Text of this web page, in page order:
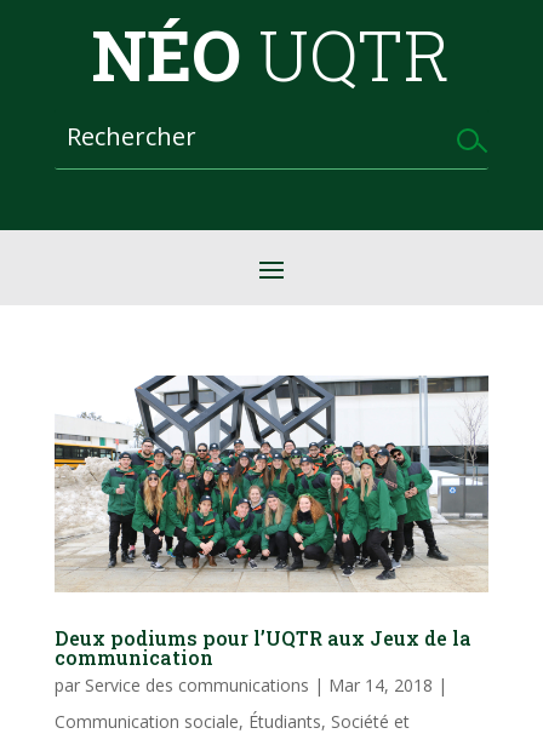
NÉO UQTR
Deux podiums pour l’UQTR aux Jeux de la
communication
par Service des communications | Mar 14, 2018 |
Communication sociale, Étudiants, Société et